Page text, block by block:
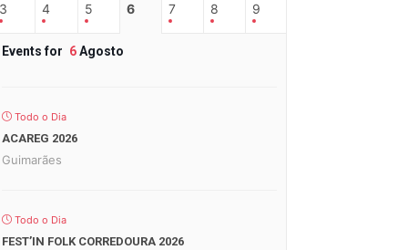
3 4 5 6 7 8 9
Events for 6Agosto
Todo o Dia
ACAREG 2026
Guimarães
Todo o Dia
FEST’IN FOLK CORREDOURA 2026